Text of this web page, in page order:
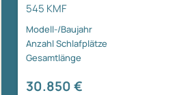
545 KMF
Modell-/Baujahr
Anzahl Schlafplätze
Gesamtlänge
30.850 €